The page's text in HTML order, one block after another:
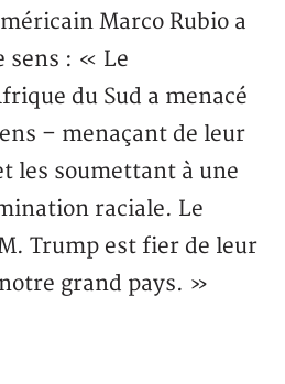
Marco Rubio a
sens : « Le
du Sud a menacé
– menaçant de leur
les soumettant à une
raciale. Le
Trump est fier de leur
grand pays. »